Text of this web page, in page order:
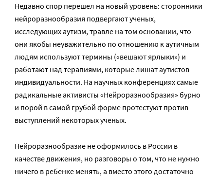
Недавно спор перешел на новый уровень: сторонники
нейроразнообразия подвергают ученых,
исследующих аутизм, травле на том основании, что
они якобы неуважительно по отношению к аутичным
людям используют термины («вешают ярлыки») и
работают над терапиями, которые лишат аутистов
индивидуальности. На научных конференциях самые
радикальные активисты «Нейроразнообразия» бурно
и порой в самой грубой форме протестуют против
выступлений некоторых ученых.
Нейроразнообразие не оформилось в России в
качестве движения, но разговоры о том, что не нужно
ничего в ребенке менять, а вместо этого достаточно